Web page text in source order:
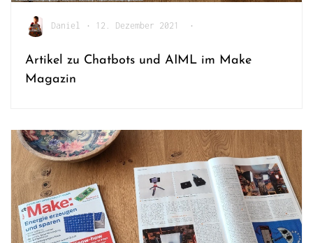
Daniel • 12. Dezember 2021 •
Artikel zu Chatbots und AIML im Make
Magazin